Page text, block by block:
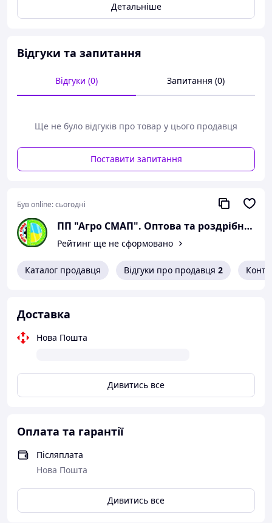
Детальніше
Відгуки та запитання
Відгуки (0) Запитання (0)
Ще не було відгуків про товар у цього продавця
Поставити запитання
Був online:сьогодні
ПП "Агро СМАП". Оптова та роздрібна торгівля сільськогосподарською технікою
Рейтинг ще не сформовано
Каталог продавця Відгуки про продавця 2
Доставка
Нова Пошта
Дивитись все
Оплата та гарантії
Післяплата
Нова Пошта
Дивитись все